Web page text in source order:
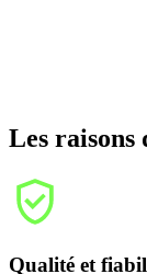
Les raisons
Qualité et